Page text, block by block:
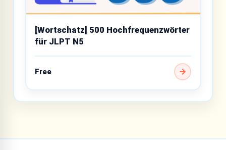
[Wortschatz] 500 Hochfrequenzwörter
für JLPT N5
Free